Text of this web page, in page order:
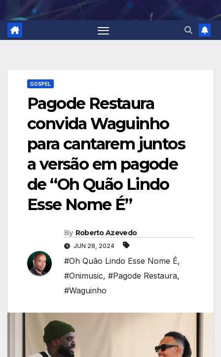
GOSPEL
Pagode Restaura
convida Waguinho
para cantarem juntos
a versão em pagode
de “Oh Quão Lindo
Esse Nome É”
By Roberto Azevedo
JUN 28, 2024
#Oh Quão Lindo Esse Nome É,
#Onimusic, #Pagode Restaura,
#Waguinho